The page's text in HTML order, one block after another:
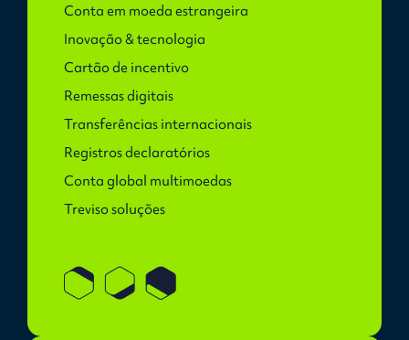
Conta em moeda estrangeira
Inovação & tecnologia
Cartão de incentivo
Remessas digitais
Transferências internacionais
Registros declaratórios
Conta global multimoedas
Treviso soluções